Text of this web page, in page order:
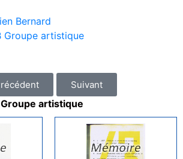
Bernard
Groupe artistique
Suivant
artistique